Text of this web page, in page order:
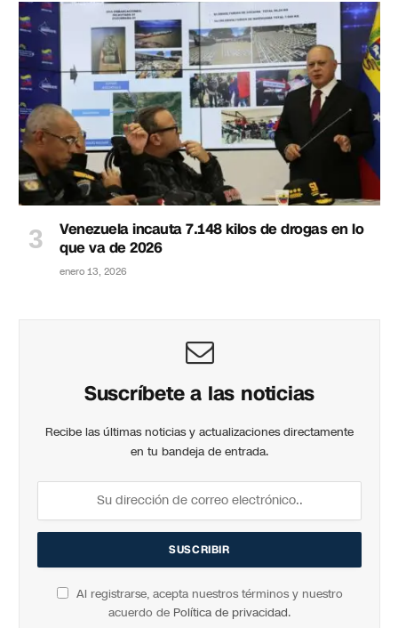
Venezuela incauta 7.148 kilos de drogas en lo
que va de 2026
enero 13, 2026
Suscríbete a las noticias
Recibe las últimas noticias y actualizaciones directamente
en tu bandeja de entrada.
Al registrarse, acepta nuestros términos y nuestro
acuerdo de Política de privacidad.